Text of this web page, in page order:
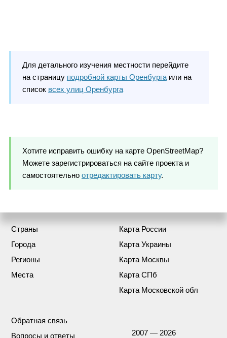
Для детального изучения местности перейдите
на страницу подробной карты Оренбургаили на
список всех улиц Оренбурга
Хотите исправить ошибку на карте OpenStreetMap?
Можете зарегистрироваться на сайте проекта и
самостоятельно отредактировать карту.
Страны
Города
Регионы
Места
Карта России
Карта Украины
Карта Москвы
Карта СПб
Карта Московской обл
Обратная связь
Вопросы и ответы
2007 — 2026